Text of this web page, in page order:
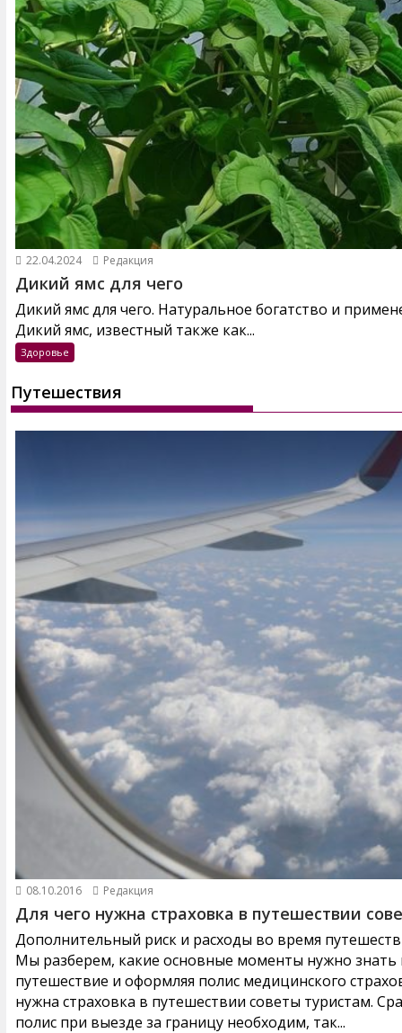
22.04.2024 Редакция
Дикий ямс для чего
Дикий ямс для чего. Натуральное богатство и
Дикий ямс, известный также как...
Здоровье
Путешествия
08.10.2016 Редакция
Для чего нужна страховка в путешествии
Дополнительный риск и расходы во время
Мы разберем, какие основные моменты нужно знать
путешествие и оформляя полис медицинского
нужна страховка в путешествии советы туристам.
полис при выезде за границу необходим, так...